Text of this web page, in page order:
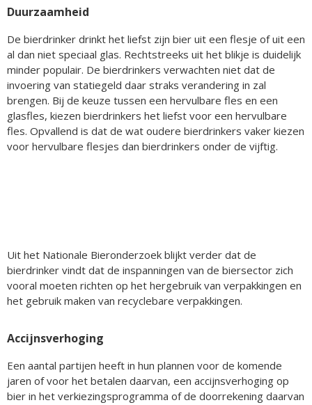
Duurzaamheid
De bierdrinker drinkt het liefst zijn bier uit een flesje of uit een
al dan niet speciaal glas. Rechtstreeks uit het blikje is duidelijk
minder populair. De bierdrinkers verwachten niet dat de
invoering van statiegeld daar straks verandering in zal
brengen. Bij de keuze tussen een hervulbare fles en een
glasfles, kiezen bierdrinkers het liefst voor een hervulbare
fles. Opvallend is dat de wat oudere bierdrinkers vaker kiezen
voor hervulbare flesjes dan bierdrinkers onder de vijftig.
Uit het Nationale Bieronderzoek blijkt verder dat de
bierdrinker vindt dat de inspanningen van de biersector zich
vooral moeten richten op het hergebruik van verpakkingen en
het gebruik maken van recyclebare verpakkingen.
Accijnsverhoging
Een aantal partijen heeft in hun plannen voor de komende
jaren of voor het betalen daarvan, een accijnsverhoging op
bier in het verkiezingsprogramma of de doorrekening daarvan